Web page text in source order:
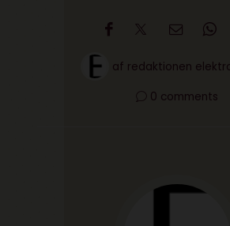
af redaktionen
0 comments